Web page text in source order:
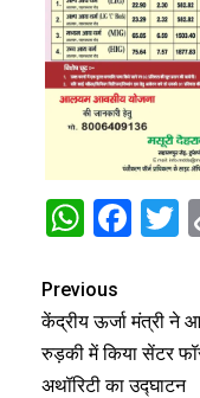
Previous
केंद्रीय ऊर्जा मंत्री ने
रुड़की में किया सेंटर
अथॉरिटी का उद्घाटन